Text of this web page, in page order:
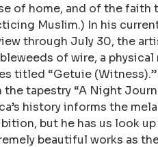
of home, and of the faith
Muslim.) In his
through July 30, the
of wire, a
titled “Getuie
the tapestry “A Night
history informs the
but he has us look
beautiful works as